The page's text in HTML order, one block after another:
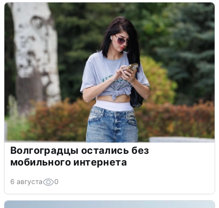
Волгоградцы остались без
мобильного интернета
6 августа 0